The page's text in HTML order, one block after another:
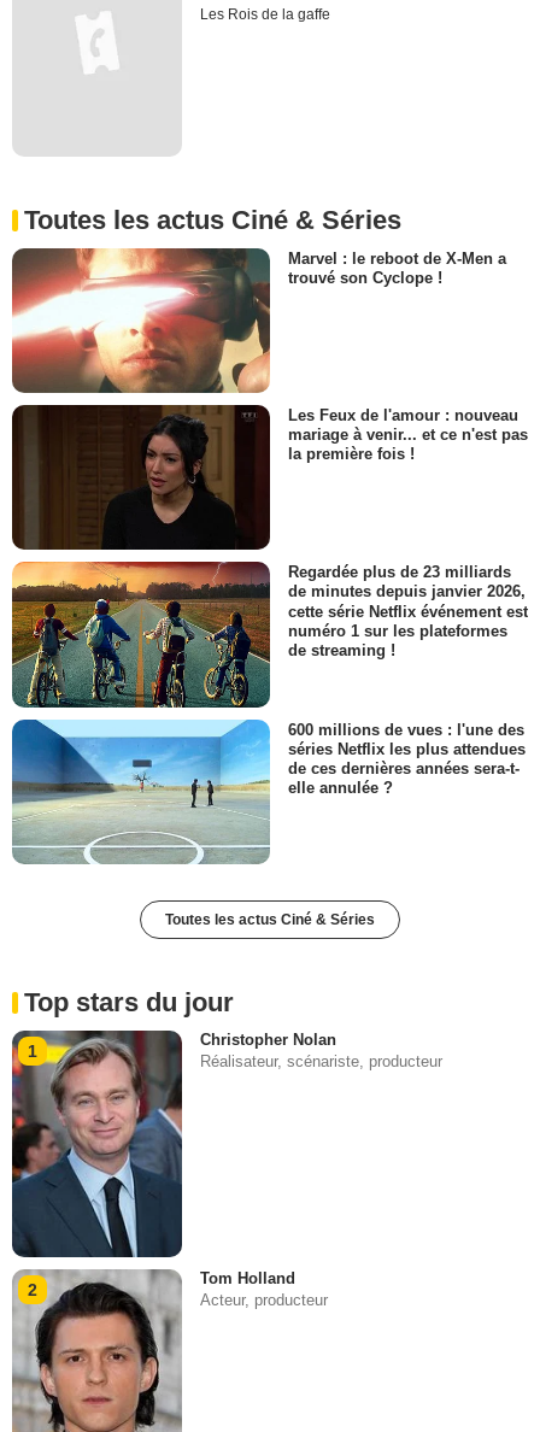
Les Rois de la gaffe
Toutes les actus Ciné & Séries
Marvel : le reboot de X-Men a
trouvé son Cyclope !
Les Feux de l'amour : nouveau
mariage à venir... et ce n'est pas
la première fois !
Regardée plus de 23 milliards
de minutes depuis janvier 2026,
cette série Netflix événement est
numéro 1 sur les plateformes
de streaming !
600 millions de vues : l'une des
séries Netflix les plus attendues
de ces dernières années sera-t-
elle annulée ?
Toutes les actus Ciné & Séries
Top stars du jour
1
Christopher Nolan
Réalisateur, scénariste, producteur
2
Tom Holland
Acteur, producteur